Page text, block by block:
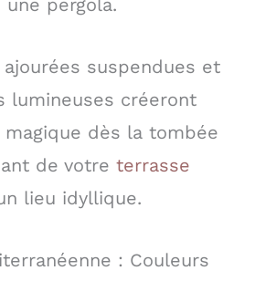
pergola.
suspendues et
lumineuses créeront
magique dès la tombée
de votre terrasse
lieu idyllique.
: Couleurs